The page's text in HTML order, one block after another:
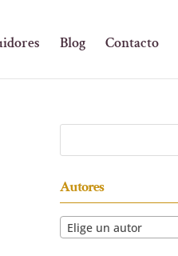
Blog Contacto
Autores
Elige un autor